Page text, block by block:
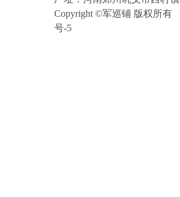
Copyright©军巡铺版权所有
号-5